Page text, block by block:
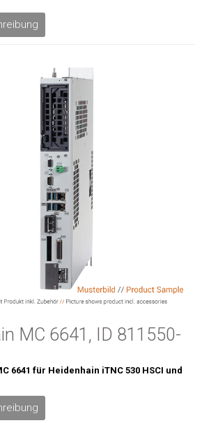
MC 6641, ID 811550-
6641 für Heidenhain iTNC 530 HSCI und